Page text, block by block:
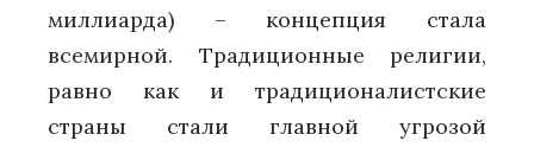
миллиарда) – концепция стала
всемирной. Традиционные религии,
равно как и традиционалистские
страны стали главной угрозой